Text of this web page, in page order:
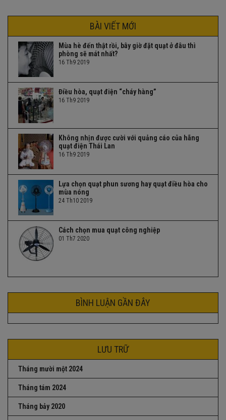
BÀI VIẾT MỚI
Mùa hè đến thật rồi, bây giờ đặt quạt ở đâu thì
phòng sẽ mát nhất?
16 Th9 2019
Điều hòa, quạt điện “cháy hàng”
16 Th9 2019
Không nhịn được cười với quảng cáo của hãng
quạt điện Thái Lan
16 Th9 2019
Lựa chọn quạt phun sương hay quạt điều hòa cho
mùa nóng
24 Th10 2019
Cách chọn mua quạt công nghiệp
01 Th7 2020
BÌNH LUẬN GẦN ĐÂY
LƯU TRỮ
Tháng mười một 2024
Tháng tám 2024
Tháng bảy 2020